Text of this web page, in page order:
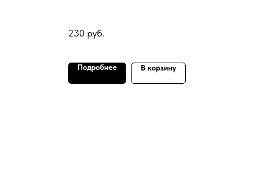
230 руб.
Подробнее В корзину